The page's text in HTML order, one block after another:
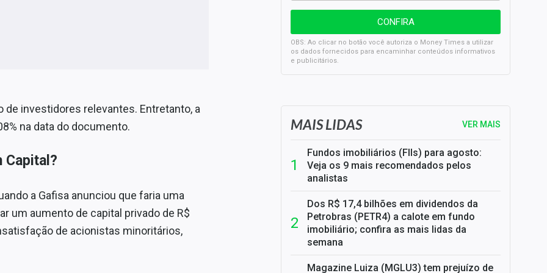
de investidores relevantes. Entretanto, a
na data do documento.
Capital?
a Gafisa anunciou que faria uma
um aumento de capital privado de R$
de acionistas minoritários,
OBS: Ao clicar no botão você autoriza o Money Times a utilizar
os dados fornecidos para encaminhar conteúdos informativos
e publicitários.
SELIC em 14%: A repercussão da decisão sobre os JUROS
MAIS LIDAS VER MAIS
Fundos imobiliários (FIIs) para agosto:
Veja os 9 mais recomendados pelos
analistas
Dos R$ 17,4 bilhões em dividendos da
Petrobras (PETR4) a calote em fundo
imobiliário; confira as mais lidas da
semana
Magazine Luiza (MGLU3) tem prejuízo de